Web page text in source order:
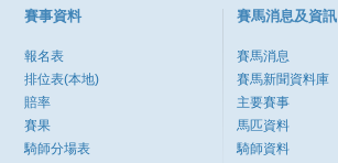
賽事資料
報名表
排位表(本地)
賠率
賽果
騎師分場表
賽馬消息及資訊
賽馬消息
賽馬新聞資料庫
主要賽事
馬匹資料
騎師資料